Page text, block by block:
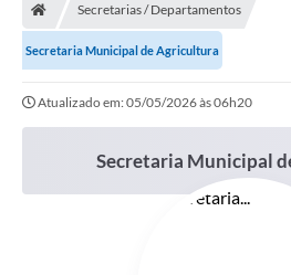
Secretarias / Departamentos
Secretaria Municipal de Agricultura
Atualizado em: 05/05/2026 às 06h20
Secretaria Municipal